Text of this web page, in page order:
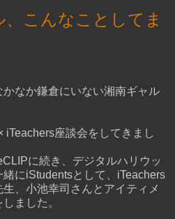
こんなことしてま
なか鎌倉にいない湘南ギャル
iTeachers座談会をしてきまし
に続き、デジタルハリウッ
緒にiStudentsとして、iTeachers
、小池幸司さんとアイティメ
ました。